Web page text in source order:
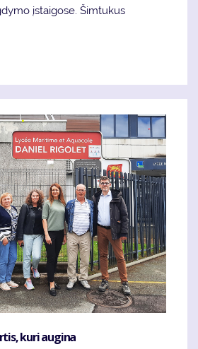
įstaigose. Šimtukus
kuri augina